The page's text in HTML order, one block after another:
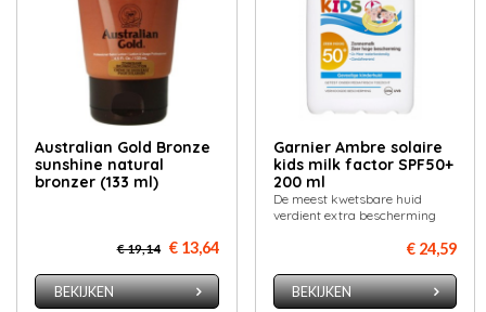
Australian Gold Bronze
sunshine natural
bronzer (133 ml)
€ 19,14 € 13,64
BEKIJKEN
Garnier Ambre solaire
kids milk factor SPF50+
200 ml
De meest kwetsbare huid
verdient extra bescherming
€ 24,59
BEKIJKEN